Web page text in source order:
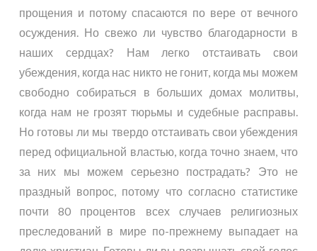
прощения и потому спасаются по вере от вечного
осуждения. Но свежо ли чувство благодарности в
наших сердцах? Нам легко отстаивать свои
убеждения, когда нас никто не гонит, когда мы можем
свободно собираться в больших домах молитвы,
когда нам не грозят тюрьмы и судебные расправы.
Но готовы ли мы твердо отстаивать свои убеждения
перед официальной властью, когда точно знаем, что
за них мы можем серьезно пострадать? Это не
праздный вопрос, потому что согласно статистике
почти 80 процентов всех случаев религиозных
преследований в мире по-прежнему выпадает на